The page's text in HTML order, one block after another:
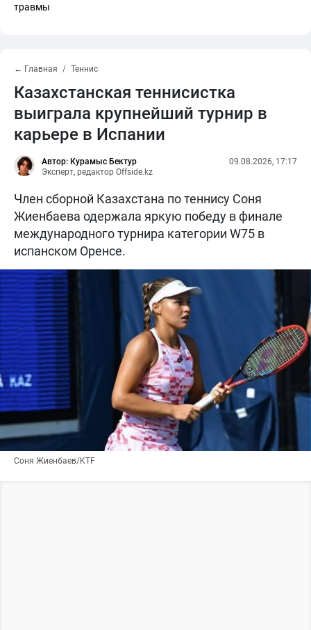
травмы
← Главная Теннис
Казахстанская теннисистка
выиграла крупнейший турнир в
карьере в Испании
Автор: Курамыс Бектур
Эксперт, редактор Offside.kz
09.08.2026, 17:17
Член сборной Казахстана по теннису Соня
Жиенбаева одержала яркую победу в финале
международного турнира категории W75 в
испанском Оренсе.
Соня Жиенбаев/KTF